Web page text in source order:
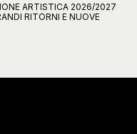
ARTISTICA 2026/2027
RITORNI E NUOVE